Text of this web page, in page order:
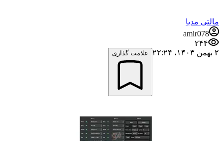
مالتی مدیا
amir078
۲۴۴
۲ بهمن ۱۴۰۳،‏ ۲۲:۲۴
علامت گذاری